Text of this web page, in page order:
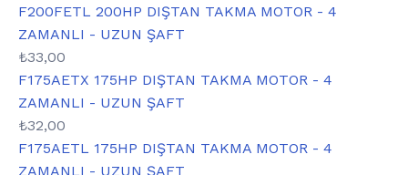
F200FETL 200HP DIŞTAN TAKMA MOTOR - 4
ZAMANLI - UZUN ŞAFT
₺33,00
F175AETX 175HP DIŞTAN TAKMA MOTOR - 4
ZAMANLI - UZUN ŞAFT
₺32,00
F175AETL 175HP DIŞTAN TAKMA MOTOR - 4
ZAMANLI - UZUN ŞAFT